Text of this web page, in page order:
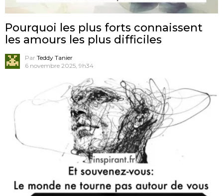
Pourquoi les plus forts connaissent
les amours les plus difficiles
Par Teddy Tanier
6 novembre 2025, 9h34